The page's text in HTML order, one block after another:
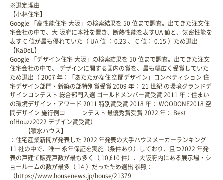
※選定理由
【小林住宅】
Google 「高性能住宅 大阪」の検索結果を 50 位まで調査。出てきた注文住
宅会社の中で、大 阪府に本社を置き、断熱性能を表すUA 値と、気密性能を
表す C 値が最も優れていた（ UA 値 ： 0.23 、 C 値： 0.15 ）ため選出
【KaDeL】
Google 「デザイン住宅 大阪」の検索結果を 50 位まで調査。出てきた注文
住宅会社の中で、 デザインに関する国内の賞を、最も幅広く受賞していた
ため選出（ 2007 年：「あたたかな住 空間デザイン」コンペティション 住
宅デザイン部門・新築の部特別賞受賞 2009 年： 21 世紀 の環境グランドデ
ザインコンテスト 総合部門入選 ゴールドメンバー賞受賞 2011 年：住まい
の環境デザイン・アワード 2011 特別賞受賞 2018 年： WOODONE2018 空
間デザイン 施行例コ ンテスト 最優秀賞受賞 2022 年： Best
ofHouzz2022 デザイン賞受賞）
【積水ハウス】
：住宅産業新聞が発表した 2022 年発表の大手ハウスメーカーランキング
11 社の中で、唯一 永年保証を実施（条件あり）しており、且つ2022 年発
表の戸建て販売戸数が最も多く（ 10,610 件）、大阪府内にある展示場・シ
ョールームの数が最多（ 14 ）だったため選出 参照：
（https://www.housenews.jp/house/21379